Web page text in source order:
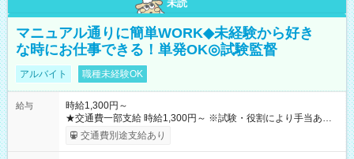
未読
マニュアル通りに簡単WORK◆未経験から好き
な時にお仕事できる！単発OK◎試験監督
アルバイト 職種未経験OK
給与
時給1,300円～
★交通費一部支給 時給1,300円～ ※試験・役割により手当あり
※勤務回数により昇給あり 【即給（前払い）オプションあ
り！】 希望される場合、勤務から1週間ほどで給与の一部を受け
交通費別途支給あり